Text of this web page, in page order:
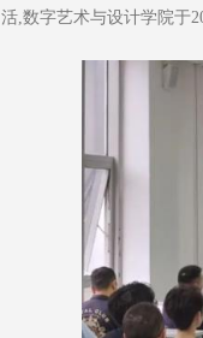
活,数字艺术与设计学院于